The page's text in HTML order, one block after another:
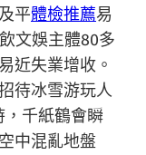
及平體檢推薦易
文娛主體80多
近失業增收。
待冰雪游玩人
，千紙鶴會瞬
中混亂地盤